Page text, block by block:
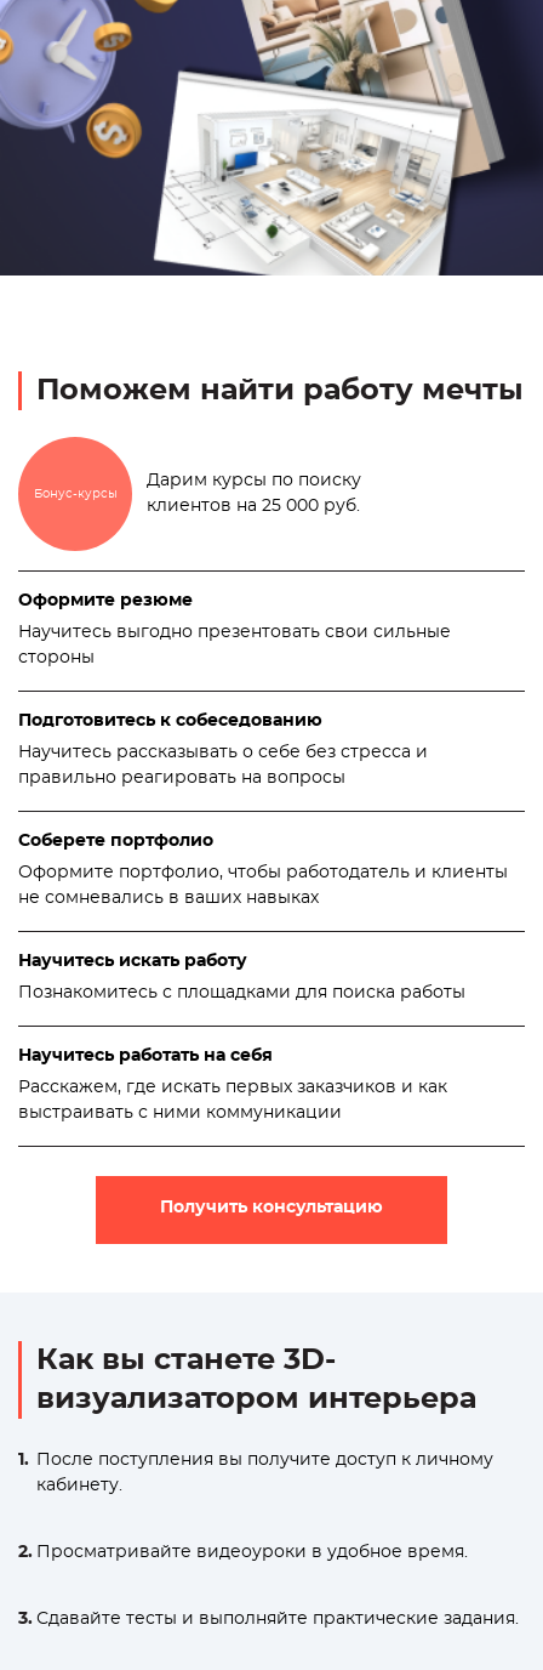
Поможем найти работу мечты
Бонус-курсы
Дарим курсы по поиску
клиентов на 25 000 руб.
Оформите резюме
Научитесь выгодно презентовать свои сильные
стороны
Соберете портфолио
Оформите портфолио, чтобы работодатель и клиенты
не сомневались в ваших навыках
Научитесь искать работу
Познакомитесь с площадками для поиска работы
Подготовитесь к собеседованию
Научитесь рассказывать о себе без стресса и
правильно реагировать на вопросы
Научитесь работать на себя
Расскажем, где искать первых заказчиков и как
выстраивать с ними коммуникации
Получить консультацию
Как вы станете 3D-
визуализатором интерьера
После поступления вы получите доступ к личному
кабинету.
Просматривайте видеоуроки в удобное время.
Сдавайте тесты и выполняйте практические задания.